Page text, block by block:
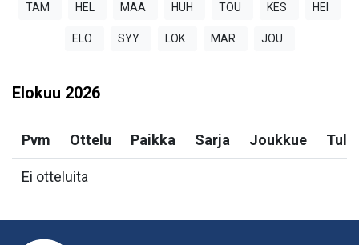
TAM HEL MAA HUH TOU KES HEI
ELO SYY LOK MAR JOU
Elokuu 2026
Pvm Ottelu Paikka Sarja Joukkue
Ei otteluita